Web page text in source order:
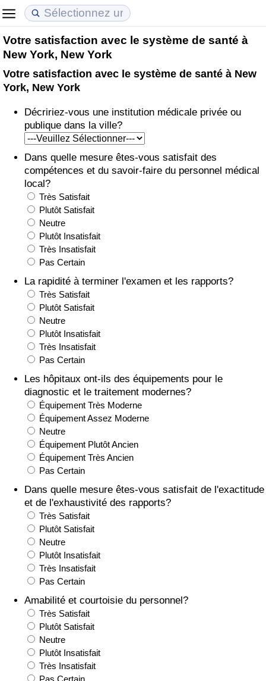
Votre satisfaction avec le système de santé à
New York, New York
Votre satisfaction avec le système de santé à New
York, New York
Décririez-vous une institution médicale privée ou
publique dans la ville?
Dans quelle mesure êtes-vous satisfait des
compétences et du savoir-faire du personnel médical
local?
Très Satisfait
Plutôt Satisfait
Neutre
Plutôt Insatisfait
Très Insatisfait
Pas Certain
La rapidité à terminer l'examen et les rapports?
Très Satisfait
Plutôt Satisfait
Neutre
Plutôt Insatisfait
Très Insatisfait
Pas Certain
Les hôpitaux ont-ils des équipements pour le
diagnostic et le traitement modernes?
Équipement Très Moderne
Équipement Assez Moderne
Neutre
Équipement Plutôt Ancien
Équipement Très Ancien
Pas Certain
Dans quelle mesure êtes-vous satisfait de l'exactitude
et de l'exhaustivité des rapports?
Très Satisfait
Plutôt Satisfait
Neutre
Plutôt Insatisfait
Très Insatisfait
Pas Certain
Amabilité et courtoisie du personnel?
Très Satisfait
Plutôt Satisfait
Neutre
Plutôt Insatisfait
Très Insatisfait
Pas Certain
Coût de la vie
Indice du Coût de la Vie (Actuel)
Indice du Coût de la Vie
Indice du coût de la vie par pays
à Akaba
Prix de l'immobilier
Indice des Prix de l'immobilier (Actuel)
Indice des Prix de l'immobilier
Indice des Prix de l'immobilier par Pays
Qualité de Vie
Indice de Qualité de Vie
Indice de Qualité de Vie (Actuel)
Indice de qualité de vie par pays
Criminalité
Indice de Criminalité (Actuel)
Indice de Criminalité
Indice de criminalité par pays
Soins de santé
Indice des soins de santé (Actuel)
Indice des soins de santé
Indice des soins de santé par Pays
Pollution
Indice de Pollution (Actuel)
Indice de pollution
Indice de Pollution par Pays
Trafic
Indice de Trafic
Indice de Trafic par Pays